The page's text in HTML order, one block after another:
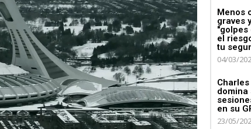
Menos
graves
"golpes
el
tu
04/03/
domina
en su
23/05/